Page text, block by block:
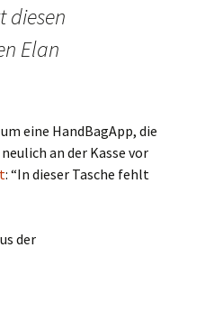
diesen
Elan
eine HandBagApp, die
an der Kasse vor
: “In dieser Tasche fehlt
der